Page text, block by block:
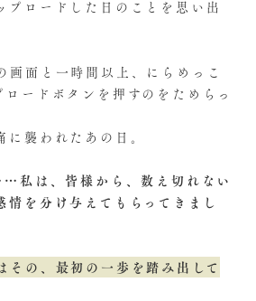
プロードした日のことを思い出
画面と一時間以上、にらめっこ
ロードボタンを押すのをためらっ
に襲われたあの日。
私は、皆様から、数え切れない
情を分け与えてもらってきまし
その、最初の一歩を踏み出して